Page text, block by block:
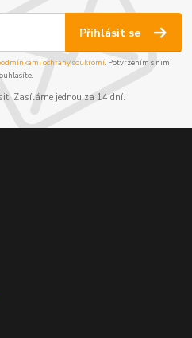
Přihlásit se
ochrany soukromí. Potvrzením s nimi
Zasíláme jednou za 14 dní.